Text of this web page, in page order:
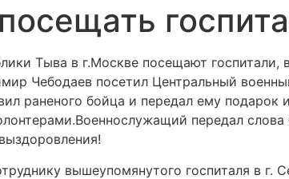
Тыва в г.Москве посещают госпитали,
Чебодаев посетил Центральный
раненого бойца и передал ему подарок
передал слова
вышеупомянутого госпиталя в г.